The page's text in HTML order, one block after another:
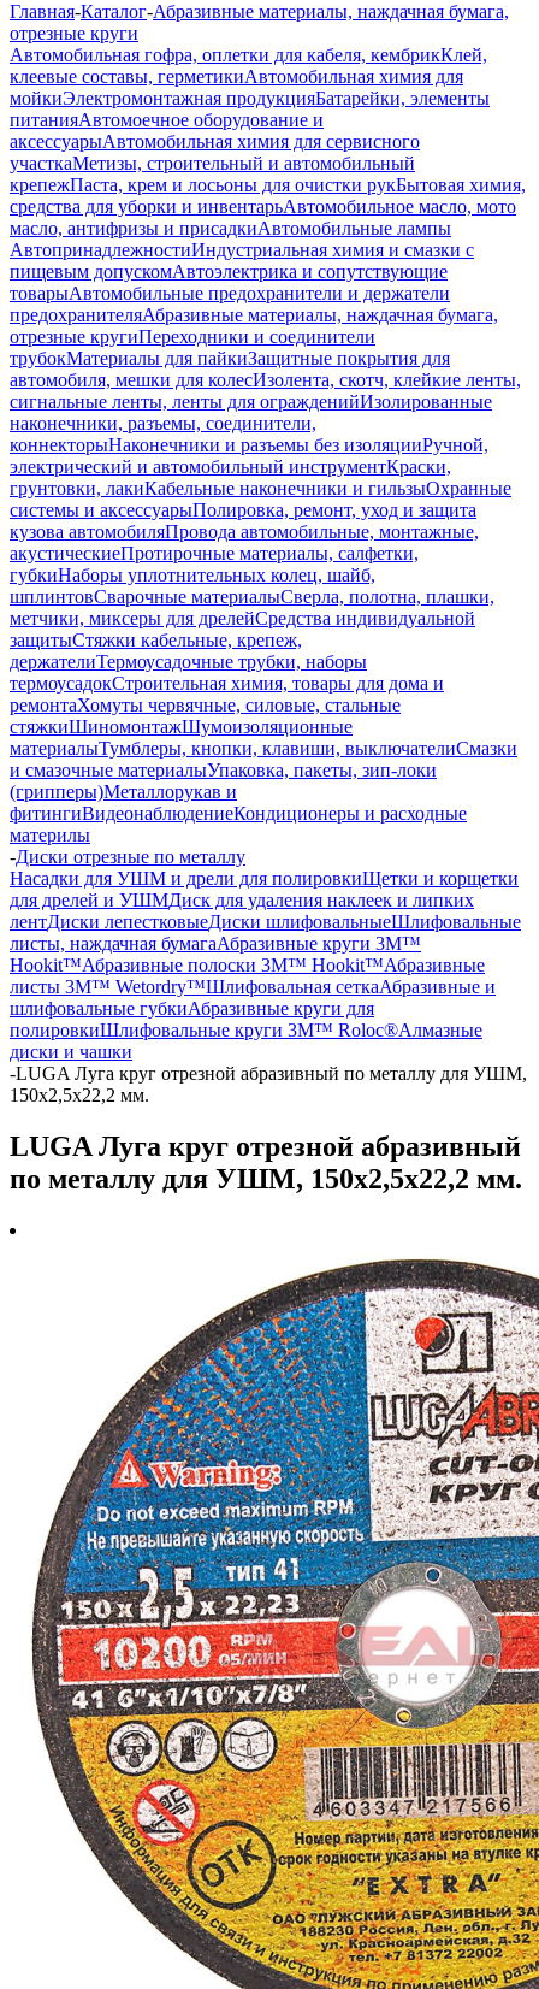
Главная-Каталог-Абразивные материалы, наждачная бумага,
отрезные круги
Автомобильная гофра, оплетки для кабеля, кембрикКлей,
клеевые составы, герметикиАвтомобильная химия для
мойкиЭлектромонтажная продукцияБатарейки, элементы
питанияАвтомоечное оборудование и
аксессуарыАвтомобильная химия для сервисного
участкаМетизы, строительный и автомобильный
крепежПаста, крем и лосьоны для очистки рукБытовая химия,
средства для уборки и инвентарьАвтомобильное масло, мото
масло, антифризы и присадкиАвтомобильные лампы
АвтопринадлежностиИндустриальная химия и смазки с
пищевым допускомАвтоэлектрика и сопутствующие
товарыАвтомобильные предохранители и держатели
предохранителяАбразивные материалы, наждачная бумага,
отрезные кругиПереходники и соединители
трубокМатериалы для пайкиЗащитные покрытия для
автомобиля, мешки для колесИзолента, скотч, клейкие ленты,
сигнальные ленты, ленты для огражденийИзолированные
наконечники, разъемы, соединители,
коннекторыНаконечники и разъемы без изоляцииРучной,
электрический и автомобильный инструментКраски,
грунтовки, лакиКабельные наконечники и гильзыОхранные
системы и аксессуарыПолировка, ремонт, уход и защита
кузова автомобиляПровода автомобильные, монтажные,
акустическиеПротирочные материалы, салфетки,
губкиНаборы уплотнительных колец, шайб,
шплинтовСварочные материалыСверла, полотна, плашки,
метчики, миксеры для дрелейСредства индивидуальной
защитыСтяжки кабельные, крепеж,
держателиТермоусадочные трубки, наборы
термоусадокСтроительная химия, товары для дома и
ремонтаХомуты червячные, силовые, стальные
стяжкиШиномонтажШумоизоляционные
материалыТумблеры, кнопки, клавиши, выключателиСмазки
и смазочные материалыУпаковка, пакеты, зип-локи
(грипперы)Металлорукав и
фитингиВидеонаблюдениеКондиционеры и расходные
материлы
-Диски отрезные по металлу
Насадки для УШМ и дрели для полировкиЩетки и корщетки
для дрелей и УШМДиск для удаления наклеек и липких
лентДиски лепестковыеДиски шлифовальныеШлифовальные
листы, наждачная бумагаАбразивные круги 3M™
Hookit™Абразивные полоски 3M™ Hookit™Абразивные
листы 3M™ Wetordry™Шлифовальная сеткаАбразивные и
шлифовальные губкиАбразивные круги для
полировкиШлифовальные круги 3M™ Roloc®Алмазные
диски и чашки
-LUGA Луга круг отрезной абразивный по металлу для УШМ,
150х2,5х22,2 мм.
LUGA Луга круг отрезной абразивный
по металлу для УШМ, 150х2,5х22,2 мм.